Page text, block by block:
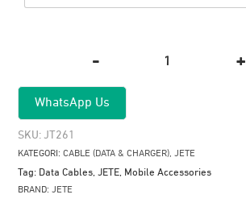
-
Kabel
Data
CX11
Type
+
WhatsApp Us
SKU: JT261
KATEGORI: CABLE (DATA & CHARGER), JETE
Tag: Data Cables, JETE, Mobile Accessories
BRAND: JETE